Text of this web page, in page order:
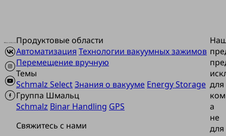
Продуктовые области
Автоматизация Технологии вакуумных зажимов
Перемещение вручную
Темы
Schmalz SelectЗнания о вакууме Energy Storage
Группа Шмальц
Schmalz Binar Handling GPS
Свяжитесь с нами
для
а
не
для